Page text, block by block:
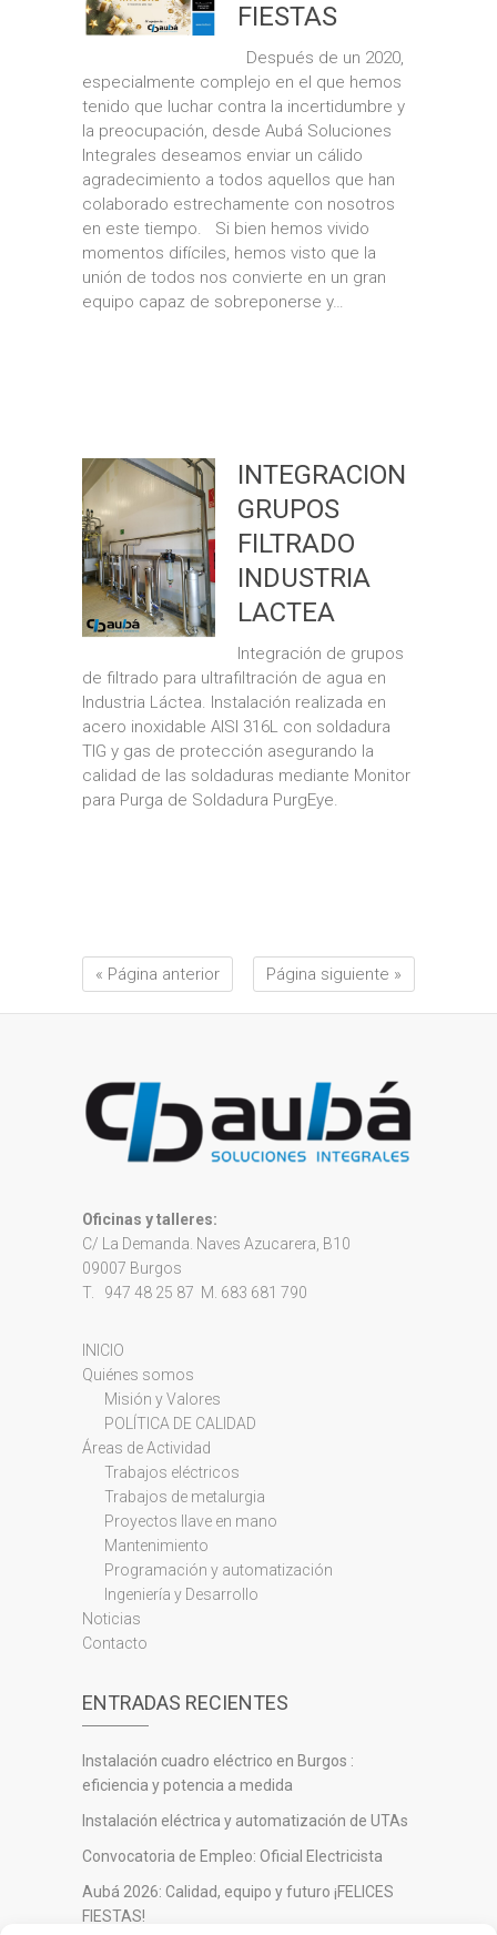
FIESTAS
Después de un 2020,
especialmente complejo en el que hemos
tenido que luchar contra la incertidumbre y
la preocupación, desde Aubá Soluciones
Integrales deseamos enviar un cálido
agradecimiento a todos aquellos que han
colaborado estrechamente con nosotros
en este tiempo. Si bien hemos vivido
momentos difíciles, hemos visto que la
unión de todos nos convierte en un gran
equipo capaz de sobreponerse y…
INTEGRACION
GRUPOS
FILTRADO
INDUSTRIA
LACTEA
Integración de grupos
de filtrado para ultrafiltración de agua en
Industria Láctea. Instalación realizada en
acero inoxidable AISI 316L con soldadura
TIG y gas de protección asegurando la
calidad de las soldaduras mediante Monitor
para Purga de Soldadura PurgEye.
« Página anterior Página siguiente »
Oficinas y talleres:
C/ La Demanda. Naves Azucarera, B10
09007 Burgos
T. 947 48 25 87 M. 683 681 790
INICIO
Quiénes somos
Misión y Valores
POLÍTICA DE CALIDAD
Áreas de Actividad
Trabajos eléctricos
Trabajos de metalurgia
Proyectos llave en mano
Mantenimiento
Programación y automatización
Ingeniería y Desarrollo
Noticias
Contacto
ENTRADAS RECIENTES
Instalación cuadro eléctrico en Burgos :
eficiencia y potencia a medida
Instalación eléctrica y automatización de UTAs
Convocatoria de Empleo: Oficial Electricista
Aubá 2026: Calidad, equipo y futuro ¡FELICES
FIESTAS!